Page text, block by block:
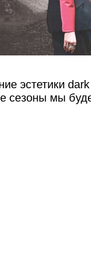
эстетики
сезоны мы